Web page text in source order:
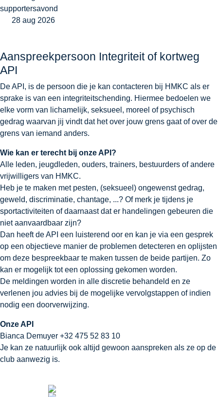
supportersavond
28 aug 2026
Aanspreekpersoon Integriteit of kortweg
API
De API, is de persoon die je kan contacteren bij HMKC als er
sprake is van een integriteitschending. Hiermee bedoelen we
elke vorm van lichamelijk, seksueel, moreel of psychisch
gedrag waarvan jij vindt dat het over jouw grens gaat of over de
grens van iemand anders.
Wie kan er terecht bij onze API?
Alle leden, jeugdleden, ouders, trainers, bestuurders of andere
vrijwilligers van HMKC.
Heb je te maken met pesten, (seksueel) ongewenst gedrag,
geweld, discriminatie, chantage, ...? Of merk je tijdens je
sportactiviteiten of daarnaast dat er handelingen gebeuren die
niet aanvaardbaar zijn?
Dan heeft de API een luisterend oor en kan je via een gesprek
op een objectieve manier de problemen detecteren en oplijsten
om deze bespreekbaar te maken tussen de beide partijen. Zo
kan er mogelijk tot een oplossing gekomen worden.
De meldingen worden in alle discretie behandeld en ze
verlenen jou advies bij de mogelijke vervolgstappen of indien
nodig een doorverwijzing.
Onze API
Bianca Demuyer +32 475 52 83 10
Je kan ze natuurlijk ook altijd gewoon aanspreken als ze op de
club aanwezig is.